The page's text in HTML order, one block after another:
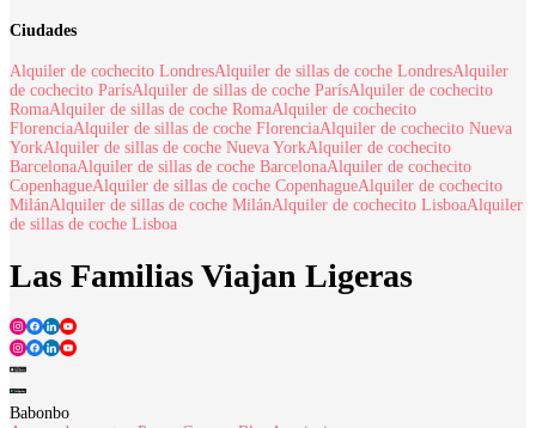
Ciudades
Alquiler de cochecito LondresAlquiler de sillas de coche LondresAlquiler
de cochecito ParísAlquiler de sillas de coche ParísAlquiler de cochecito
RomaAlquiler de sillas de coche RomaAlquiler de cochecito
FlorenciaAlquiler de sillas de coche FlorenciaAlquiler de cochecito Nueva
YorkAlquiler de sillas de coche Nueva YorkAlquiler de cochecito
BarcelonaAlquiler de sillas de coche BarcelonaAlquiler de cochecito
CopenhagueAlquiler de sillas de coche CopenhagueAlquiler de cochecito
MilánAlquiler de sillas de coche MilánAlquiler de cochecito LisboaAlquiler
de sillas de coche Lisboa
Las Familias Viajan Ligeras
Babonbo